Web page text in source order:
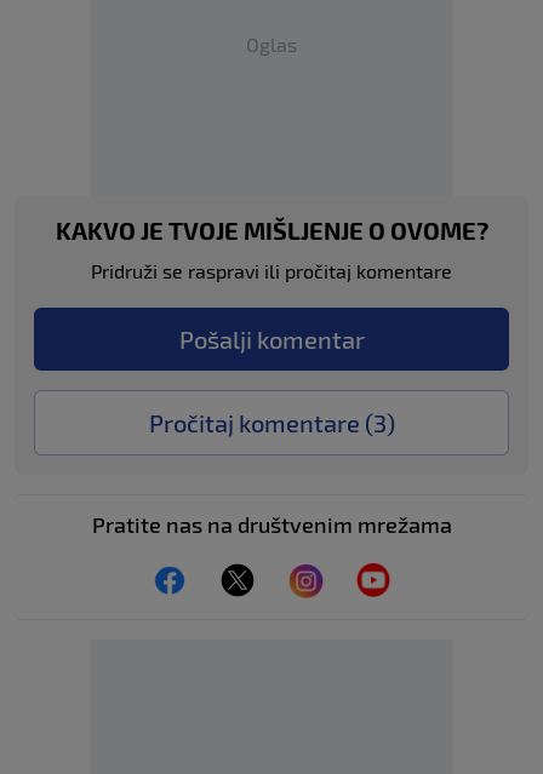
Oglas
KAKVO JE TVOJE MIŠLJENJE O OVOME?
Pridruži se raspravi ili pročitaj komentare
Pošalji komentar
Pročitaj komentare (3)
Pratite nas na društvenim mrežama